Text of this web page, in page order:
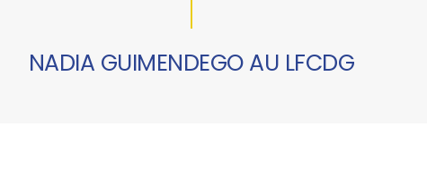
NADIA GUIMENDEGO AU LFCDG